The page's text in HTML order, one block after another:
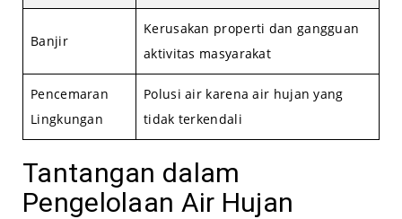
Banjir
Kerusakan properti dan gangguan
aktivitas masyarakat
Pencemaran
Lingkungan
Polusi air karena air hujan yang
tidak terkendali
Tantangan dalam
Pengelolaan Air Hujan